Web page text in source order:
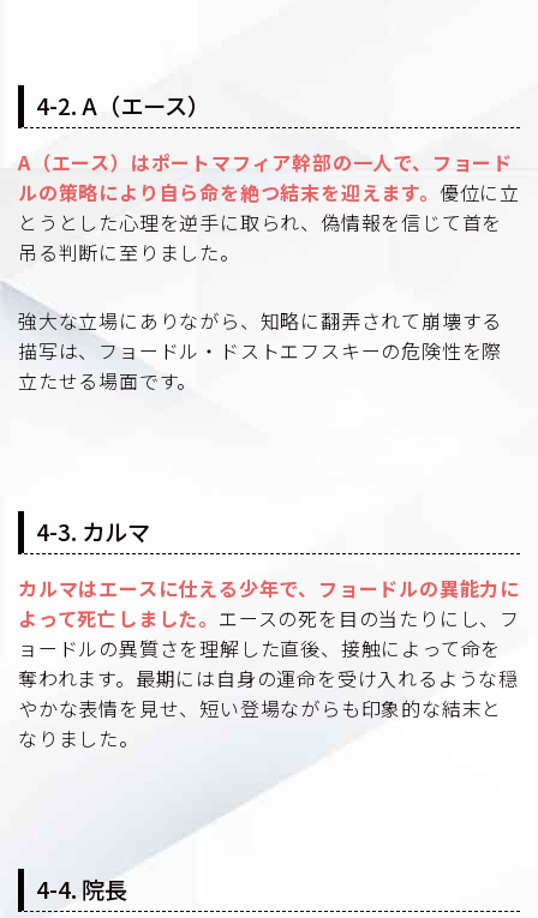
4-2. A（エース）
A（エース）はポートマフィア幹部の一人で、フョード
ルの策略により自ら命を絶つ結末を迎えます。 優位に立
とうとした心理を逆手に取られ、偽情報を信じて首を
吊る判断に至りました。
強大な立場にありながら、知略に翻弄されて崩壊する
描写は、フョードル・ドストエフスキーの危険性を際
立たせる場面です。
4-3. カルマ
カルマはエースに仕える少年で、フョードルの異能力に
よって死亡しました。 エースの死を目の当たりにし、フ
ョードルの異質さを理解した直後、接触によって命を
奪われます。最期には自身の運命を受け入れるような穏
やかな表情を見せ、短い登場ながらも印象的な結末と
なりました。
4-4. 院長